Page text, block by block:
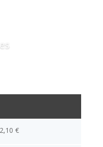
2,10 €